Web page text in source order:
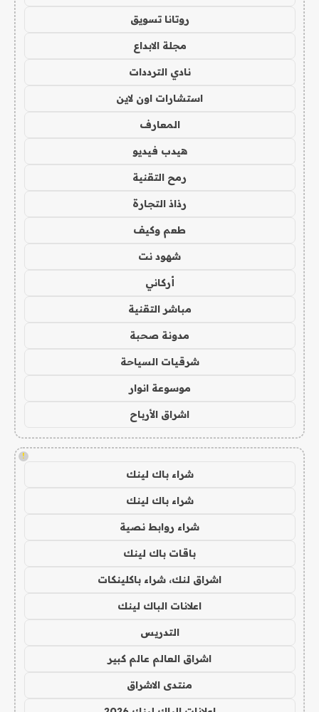
روتانا تسويق
مجلة الابداع
نادي الترددات
استشارات اون لاين
المعارف
هيدب فيديو
رمح التقنية
رذاذ التجارة
طعم وكيف
شهود نت
أركاني
مباشر التقنية
مدونة صحبة
شرقيات السياحة
موسوعة انوار
اشراق الأرباح
!
شراء باك لينك
شراء باك لينك
شراء روابط نصية
باقات باك لينك
اشراق لنك، شراء باكلينكات
اعلانات الباك لينك
التدريس
اشراق العالم عالم كبير
منتدى الاشراق